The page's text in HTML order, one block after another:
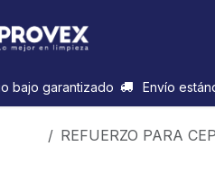
bajo garantizado Envío
REFUERZO PARA